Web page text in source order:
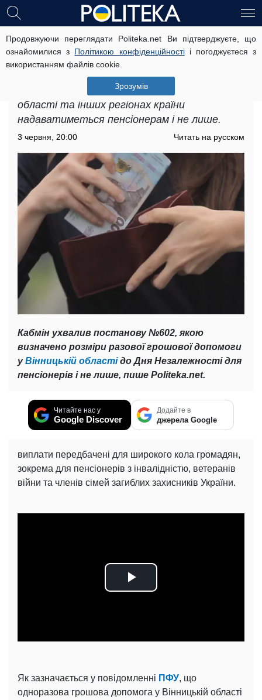
Продовжуючи переглядати Politeka.net Ви підтверджуєте, що
ознайомилися з Політикою конфіденційностіі погоджуєтеся з
використанням файлів cookie.
Зрозумів
Грошова допомога для пенсіонерів
і не лише: скільки виплатять у
Вінницькій області
Одноразова грошова допомога у Вінницькій
області та інших регіонах країни
надаватиметься пенсіонерам і не лише.
3 червня, 20:00 Читать на русском
Кабмін ухвалив постанову №602, якою
визначено розміри разової грошової допомоги
уВінницькій областідо Дня Незалежності для
пенсіонерів і не лише, пише Politeka.net.
Читайте нас у
Google Discover
Додайте в
джерела Google
виплати передбачені для широкого кола громадян,
зокрема для пенсіонерів з інвалідністю, ветеранів
війни та членів сімей загиблих захисників України.
Play
Як зазначається у повідомленні ПФУ, що
одноразова грошова допомога у Вінницькій області